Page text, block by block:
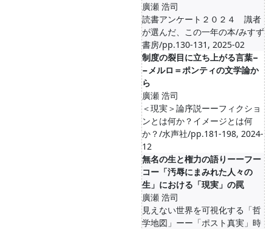
廣瀬 浩司
読書アンケート２０２４ 識者
が選んだ、この一年の本/みすず
書房/pp.130-131, 2025-02
制度の裂目に立ち上がる言葉−
−メルロ＝ポンティの文学論か
ら
廣瀬 浩司
＜現実＞論序説ーーフィクショ
ンとは何か？イメージとは何
か？/水声社/pp.181-198, 2024-
12
無名の生と権力の語りーーフー
コー「汚辱にまみれた人々の
生」における「現実」の罠
廣瀬 浩司
見えない世界を可視化する「哲
学地図」ーー「ポスト真実」時